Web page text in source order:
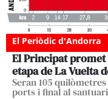
El Periòdic d'Andorra
El Principat promet
etapa de La Vuelta
Seran 105
ports i final al